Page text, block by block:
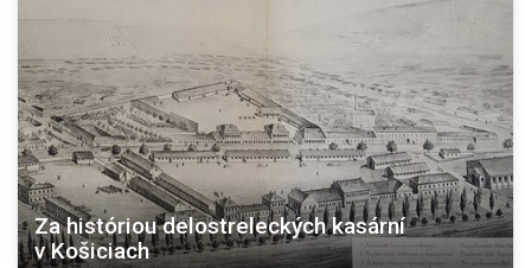
Za históriou delostreleckých kasární
v Košiciach